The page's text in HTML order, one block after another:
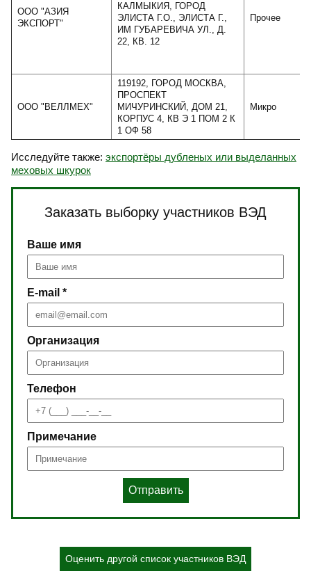
ООО "АЗИЯ
ЭКСПОРТ"
КАЛМЫКИЯ, ГОРОД
ЭЛИСТА Г.О., ЭЛИСТА Г.,
ИМ ГУБАРЕВИЧА УЛ., Д.
22, КВ. 12
Прочее
ООО "ВЕЛЛМЕХ"
119192, ГОРОД МОСКВА,
ПРОСПЕКТ
МИЧУРИНСКИЙ, ДОМ 21,
КОРПУС 4, КВ Э 1 ПОМ 2 К
1 ОФ 58
Микро
Исследуйте также: экспортёры дубленых или выделанных
меховых шкурок
Заказать выборку участников ВЭД
Ваше имя
E-mail *
Организация
Телефон
Примечание
Отправить
Оценить другой список участников ВЭД